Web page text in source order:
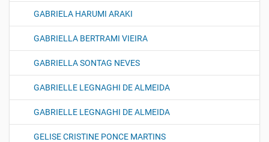
GABRIELA HARUMI ARAKI
GABRIELLA BERTRAMI VIEIRA
GABRIELLA SONTAG NEVES
GABRIELLE LEGNAGHI DE ALMEIDA
GABRIELLE LEGNAGHI DE ALMEIDA
GELISE CRISTINE PONCE MARTINS